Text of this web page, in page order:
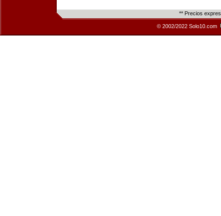
** Precios
© 2002/2022 Solo10.com